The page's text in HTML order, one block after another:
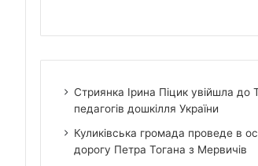
Стриянка Ірина Піцик увійшла до
педагогів дошкілля України
Куликівська громада проведе в
дорогу Петра Тогана з Мервичів